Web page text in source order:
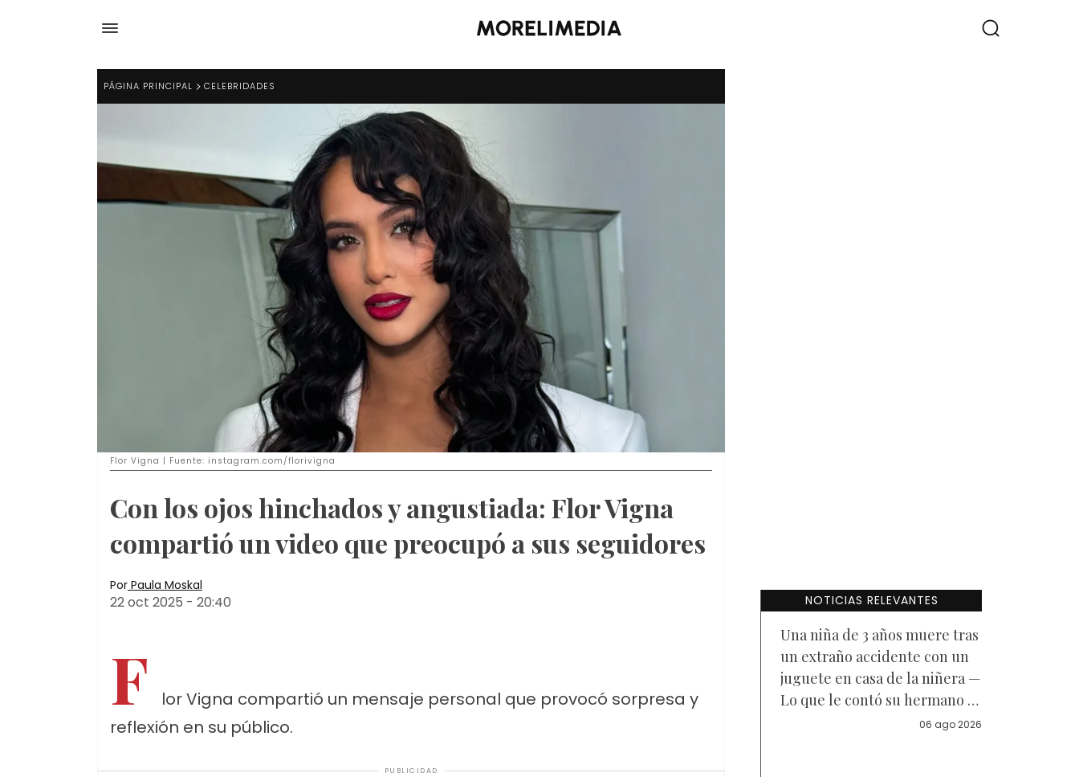
PÁGINA PRINCIPAL CELEBRIDADES
Flor Vigna | Fuente: instagram.com/florivigna
Con los ojos hinchados y angustiada: Flor Vigna
compartió un video que preocupó a sus seguidores
Por Paula Moskal
22 oct 2025 - 20:40
F
lor Vigna compartió un mensaje personal que provocó sorpresa y
reflexión en su público.
PUBLICIDAD
NOTICIAS RELEVANTES
Una niña de 3 años muere tras
un extraño accidente con un
juguete en casa de la niñera —
Lo que le contó su hermano a
06 ago 2026